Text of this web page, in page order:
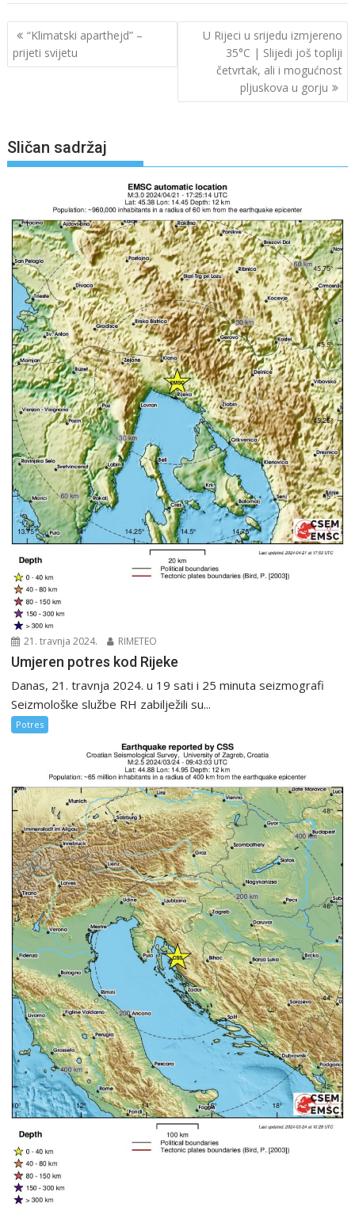
Navigacija
objava
“Klimatski aparthejd” –
prijeti svijetu
U Rijeci u srijedu izmjereno
35°C | Slijedi još topliji
četvrtak, ali i mogućnost
pljuskova u gorju
Sličan sadržaj
21. travnja 2024. RIMETEO
Umjeren potres kod Rijeke
Danas, 21. travnja 2024. u 19 sati i 25 minuta seizmografi
Seizmološke službe RH zabilježili su...
Potres